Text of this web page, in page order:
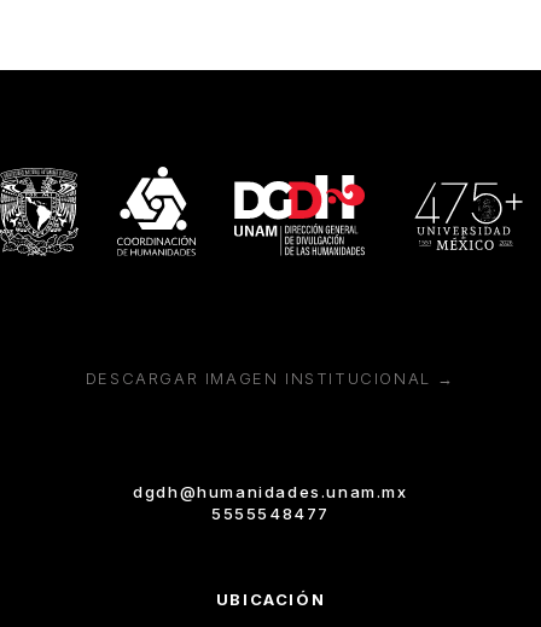
DESCARGAR IMAGEN INSTITUCIONAL →
dgdh@humanidades.unam.mx
5555548477
UBICACIÓN